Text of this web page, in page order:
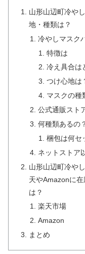
山形山辺町冷や
地・種類は？
冷やしマスク
特徴は
冷え具合は
つけ心地は
マスクの種
公式通販スト
何種類あるの
梱包は何セ
ネットストア
山形山辺町冷や
天やAmazonに
は？
楽天市場
Amazon
まとめ